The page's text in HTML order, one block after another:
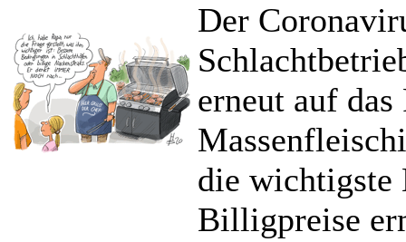
Der
erneut auf
die
Billigpreise